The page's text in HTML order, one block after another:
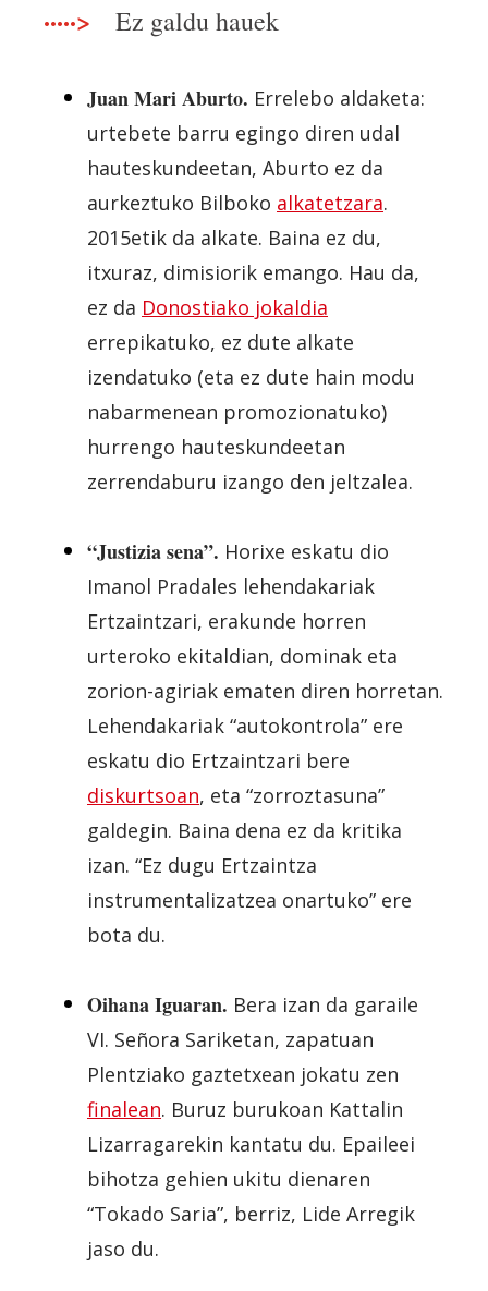
·····> Ez galdu hauek
Juan Mari Aburto. Errelebo aldaketa:
urtebete barru egingo diren udal
hauteskundeetan, Aburto ez da
aurkeztuko Bilboko alkatetzara.
2015etik da alkate. Baina ez du,
itxuraz, dimisiorik emango. Hau da,
ez da Donostiako jokaldia
errepikatuko, ez dute alkate
izendatuko (eta ez dute hain modu
nabarmenean promozionatuko)
hurrengo hauteskundeetan
zerrendaburu izango den jeltzalea.
“Justizia sena”. Horixe eskatu dio
Imanol Pradales lehendakariak
Ertzaintzari, erakunde horren
urteroko ekitaldian, dominak eta
zorion-agiriak ematen diren horretan.
Lehendakariak “autokontrola” ere
eskatu dio Ertzaintzari bere
diskurtsoan, eta “zorroztasuna”
galdegin. Baina dena ez da kritika
izan. “Ez dugu Ertzaintza
instrumentalizatzea onartuko” ere
bota du.
Oihana Iguaran. Bera izan da garaile
VI. Señora Sariketan, zapatuan
Plentziako gaztetxean jokatu zen
finalean. Buruz burukoan Kattalin
Lizarragarekin kantatu du. Epaileei
bihotza gehien ukitu dienaren
“Tokado Saria”, berriz, Lide Arregik
jaso du.